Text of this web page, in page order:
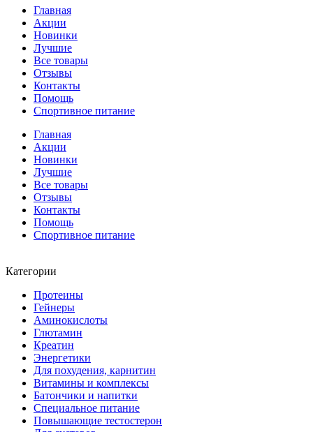
Главная
Акции
Новинки
Лучшие
Все товары
Отзывы
Контакты
Помощь
Спортивное питание
Главная
Акции
Новинки
Лучшие
Все товары
Отзывы
Контакты
Помощь
Спортивное питание
Категории
Протеины
Гейнеры
Аминокислоты
Глютамин
Креатин
Энергетики
Для похудения, карнитин
Витамины и комплексы
Батончики и напитки
Специальное питание
Повышающие тестостерон